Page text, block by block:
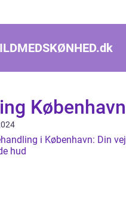
dk
København
i København: Din vej
hud